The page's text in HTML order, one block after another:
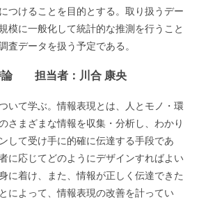
つけることを目的とする。取り扱うデー
模に一般化して統計的な推測を行うこと
査データを扱う予定である。
論 担当者：川合 康央
いて学ぶ。情報表現とは、人とモノ・環
さまざまな情報を収集・分析し、わかり
して受け手に的確に伝達する手段であ
に応じてどのようにデザインすればよい
に着け、また、情報が正しく伝達できた
によって、情報表現の改善を計ってい